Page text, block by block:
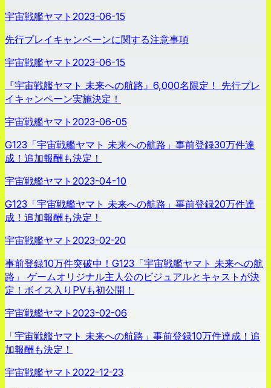
宇宙戦艦ヤマト 2023-06-15
先行プレイキャンペーンに関する注意事項
宇宙戦艦ヤマト 2023-06-15
『宇宙戦艦ヤマト 未来への航路』6,000名限定！ 先行プレ
イキャンペーン実施決定！
宇宙戦艦ヤマト 2023-06-05
G123「宇宙戦艦ヤマト 未来への航路」事前登録30万件達
成！追加報酬も決定！
宇宙戦艦ヤマト 2023-04-10
G123「宇宙戦艦ヤマト 未来への航路」事前登録20万件達
成！追加報酬も決定！
宇宙戦艦ヤマト 2023-02-20
事前登録10万件突破中！G123「宇宙戦艦ヤマト 未来への航
路」 ゲームオリジナル主人公のビジュアルとキャストが決
定！ボイス入りPVも初公開！
宇宙戦艦ヤマト 2023-02-06
「宇宙戦艦ヤマト 未来への航路」事前登録10万件達成！追
加報酬も決定！
宇宙戦艦ヤマト 2022-12-23